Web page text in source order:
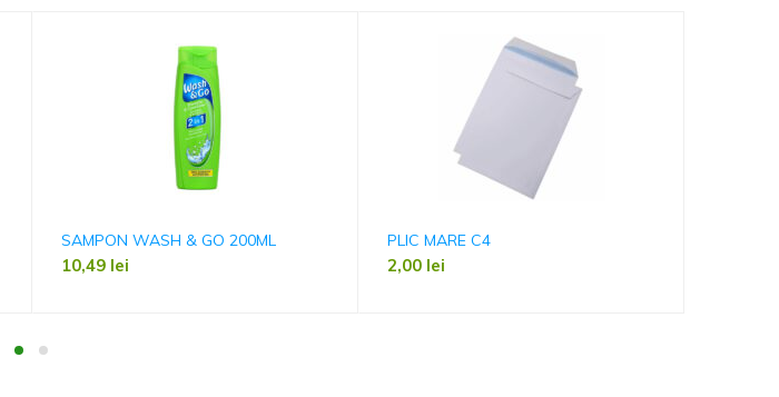
SAMPON WASH & GO 200ML
10,49 lei
PLIC MARE C4
2,00 lei